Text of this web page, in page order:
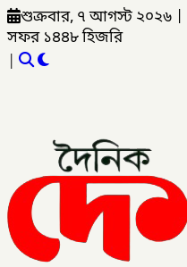
শুক্রবার, ৭ আগস্ট ২০২৬
সফর ১৪৪৮ হিজরি
|